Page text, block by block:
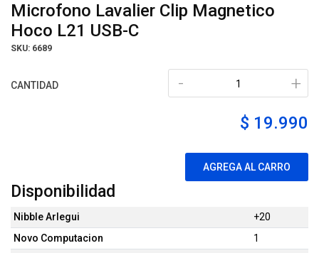
Microfono Lavalier Clip Magnetico
Hoco L21 USB-C
SKU: 6689
CANTIDAD +
-
$ 19.990
AGREGA AL CARRO
Disponibilidad
Nibble Arlegui
+20
Novo Computacion
1